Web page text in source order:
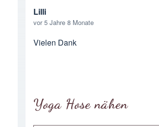
Lilli
vor 5 Jahre 8 Monate
Vielen Dank
Yoga Hose nähen